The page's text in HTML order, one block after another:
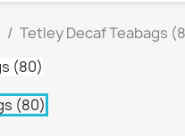
Tetley Decaf Teabags